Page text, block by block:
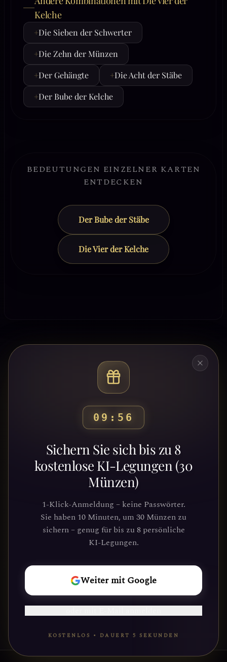
Kelche
+Die Sieben der Schwerter
+Die Zehn der Münzen
+Der Gehängte +Die Acht der Stäbe
+Der Bube der Kelche
BEDEUTUNGEN EINZELNER KARTEN
ENTDECKEN
Der Bube der Stäbe
Die Vier der Kelche
09:54
Sichern Sie sich bis zu 8
kostenlose KI-Legungen (30
Münzen)
1-Klick-Anmeldung – keine Passwörter.
Sie haben 10 Minuten, um 30 Münzen zu
sichern – genug für bis zu 8 persönliche
KI-Legungen.
Weiter mit Google
KOSTENLOS • DAUERT 5 SEKUNDEN
Bereit, deinen Weg zu
entdecken?
Schließe dich Tausenden von
Suchenden an, die Klarheit und
Führung durch unsere Plattform
gefunden haben. Deine kosmische Reise
wartet.
REISE
BEGINNEN